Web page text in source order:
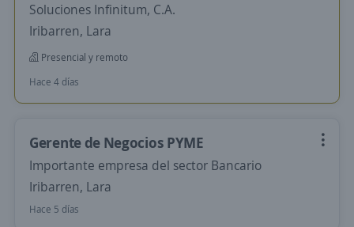
Soluciones Infinitum, C.A.
Iribarren, Lara
Presencial y remoto
Hace 4 días
Gerente de Negocios PYME
Importante empresa del sector Bancario
Iribarren, Lara
Hace 5 días